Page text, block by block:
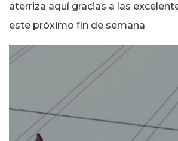
aterriza aquí gracias a las
este próximo fin de semana